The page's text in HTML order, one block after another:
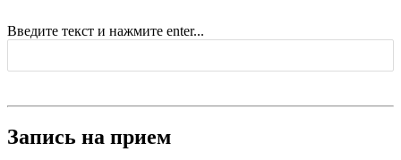
Введите текст и нажмите enter...
Запись на прием